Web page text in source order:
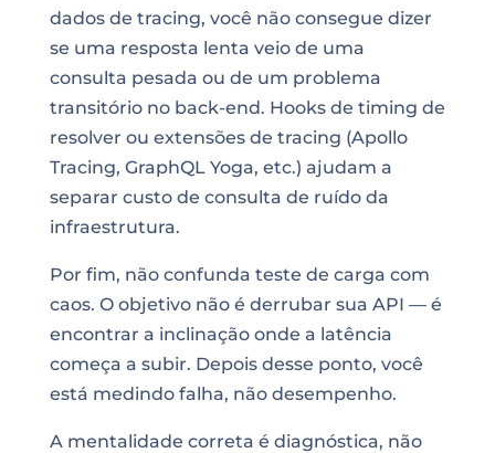
dados de tracing, você não consegue dizer
se uma resposta lenta veio de uma
consulta pesada ou de um problema
transitório no back-end. Hooks de timing de
resolver ou extensões de tracing (Apollo
Tracing, GraphQL Yoga, etc.) ajudam a
separar custo de consulta de ruído da
infraestrutura.
Por fim, não confunda teste de carga com
caos. O objetivo não é derrubar sua API — é
encontrar a inclinação onde a latência
começa a subir. Depois desse ponto, você
está medindo falha, não desempenho.
A mentalidade correta é diagnóstica, não